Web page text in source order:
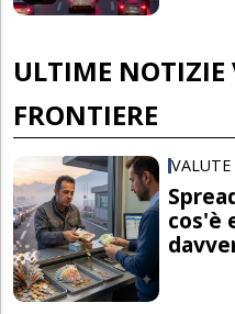
ULTIME NOTIZIE
FRONTIERE
VALUTE
cos'è